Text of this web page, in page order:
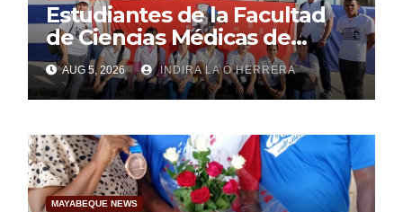
Estudiantes de la Facultad
de Ciencias Médicas de
Mayabeque realizan
pesquisa
AUG 5, 2026 INDIRA LA O HERRERA
MAYABEQUE NEWS